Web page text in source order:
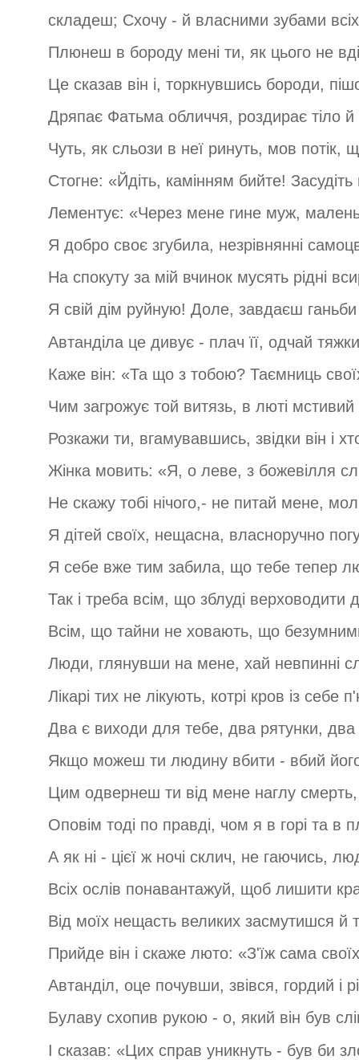
складеш; Схочу - й власними зубами
Плюнеш в бороду мені ти, як цього не
Це сказав він і, торкнувшись бороди,
Дряпає Фатьма обличчя, роздирає тіло
Чуть, як сльози в неї ринуть, мов потік,
Стогне: «Йдіть, камінням бийте!
Лементує: «Через мене гине муж,
Я добро своє згубила, незрівнянні
На спокуту за мій вчинок мусять рідні
Я свій дім руйную! Доле, завдаєш ганьби
Автанділа це дивує - плач її, одчай
Каже він: «Та що з тобою? Таємниць
Чим загрожує той витязь, в люті мстивий
Розкажи ти, вгамувавшись, звідки він і
Жінка мовить: «Я, о леве, з божевілля
Не скажу тобі нічого,- не питай мене,
Я дітей своїх, нещасна, власноручно
Я себе вже тим забила, що тебе тепер
Так і треба всім, що зблуді верховодити
Всім, що тайни не ховають, що
Люди, глянувши на мене, хай невпинні
Лікарі тих не лікують, котрі кров із себе
Два є виходи для тебе, два рятунки, два
Якщо можеш ти людину вбити - вбий
Цим одвернеш ти від мене наглу смерть,
Оповім тоді по правді, чом я в горі та в
А як ні - цієї ж ночі склич, не гаючись,
Всіх ослів понавантажуй, щоб лишити
Від моїх нещасть великих засмутишся й
Прийде він і скаже люто: «З'їж сама
Автанділ, оце почувши, звівся, гордий і
Булаву схопив рукою - о, який він був
І сказав: «Цих справ уникнуть - був би